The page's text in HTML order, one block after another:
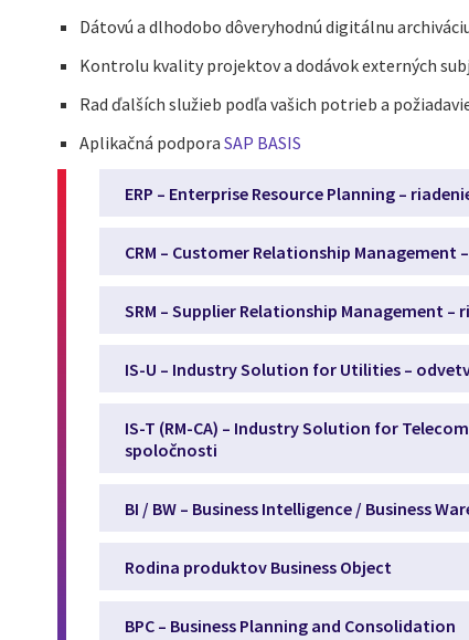
Dátovú a dlhodobo dôveryhodnú digitálnu
Kontrolu kvality projektov a dodávok externých
Rad ďalších služieb podľa vašich potrieb a
Aplikačná podpora SAP BASIS
ERP – Enterprise Resource Planning –
CRM – Customer Relationship
SRM – Supplier Relationship Management
IS-U – Industry Solution for Utilities –
IS-T (RM-CA) – Industry Solution for
spoločnosti
BI / BW – Business Intelligence / Business
Rodina produktov Business Object
BPC – Business Planning and Consolidation